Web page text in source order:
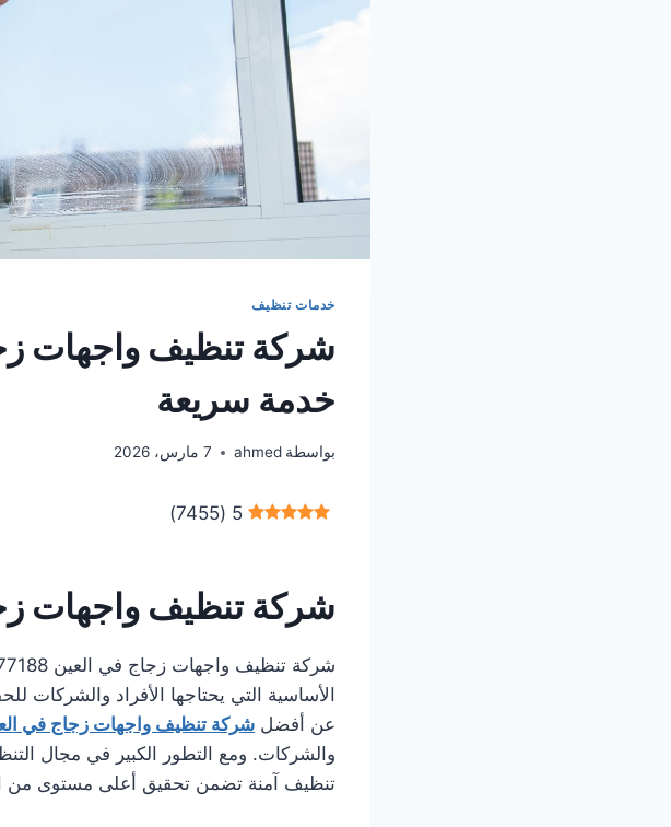
خدمات تنظيف
خدمة سريعة
بواسطة ahmed 7 مارس، 2026
5
(
7455
)
شركة تنظيف واجهات
الأساسية التي يحتاجها الأفراد
عن أفضل شركة تنظيف واجهات زجاج في
والشركات. ومع التطور الكبير في مجال
تنظيف آمنة تضمن تحقيق أعلى مستوى من